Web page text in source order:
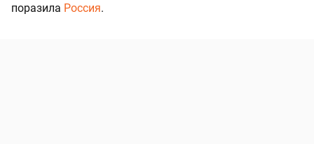
поразила Россия.